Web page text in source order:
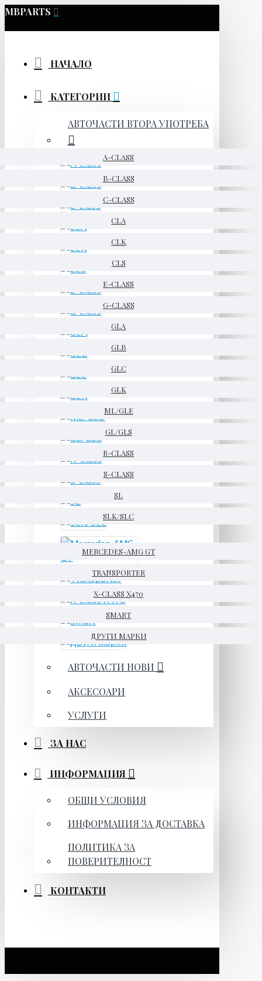
MBPARTS
НАЧАЛО
КАТЕГОРИИ
АВТОЧАСТИ ВТОРА УПОТРЕБА
A-CLASS
B-CLASS
C-CLASS
CLA
CLK
CLS
E-CLASS
G-CLASS
GLA
GLB
GLC
GLK
ML/GLE
GL/GLS
R-CLASS
S-CLASS
SL
SLK/SLC
MERCEDES-AMG GT
TRANSPORTER
X-CLASS X470
SMART
ДРУГИ МАРКИ
АВТОЧАСТИ НОВИ
АКСЕСОАРИ
УСЛУГИ
ЗА НАС
ИНФОРМАЦИЯ
ОБЩИ УСЛОВИЯ
ИНФОРМАЦИЯ ЗА ДОСТАВКА
ПОЛИТИКА ЗА
ПОВЕРИТЕЛНОСТ
КОНТАКТИ